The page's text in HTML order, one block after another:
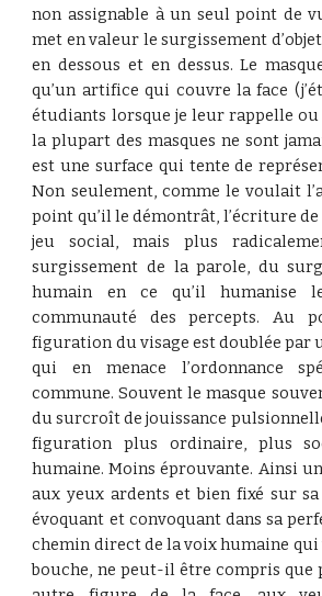
non assignable à un seul point de
met en valeur le surgissement
en dessous et en dessus. Le
qu’un artifice qui couvre la face
étudiants lorsque je leur rappelle
la plupart des masques ne sont
est une surface qui tente de
Non seulement, comme le voulait
point qu’il le démontrât, l’écriture
jeu social, mais plus
surgissement de la parole, du
humain en ce qu’il humanise
communauté des percepts. Au
figuration du visage est doublée par
qui en menace l’ordonnance
commune. Souvent le masque
du surcroît de jouissance
figuration plus ordinaire, plus
humaine. Moins éprouvante. Ainsi
aux yeux ardents et bien fixé sur
évoquant et convoquant dans sa
chemin direct de la voix humaine qui
bouche, ne peut-il être compris que